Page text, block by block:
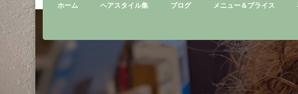
ホーム ヘアスタイル集 ブログ メニュー＆プライス